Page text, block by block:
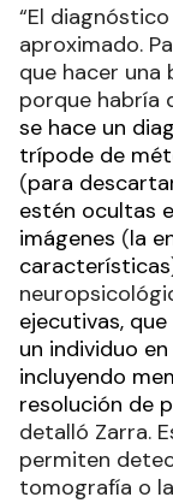
“El
aproximado.
que hacer una
porque habría
se hace un
trípode de
(para
estén ocultas
imágenes (la
características
ejecutivas,
un individuo
incluyendo
resolución de
detalló Zarra.
permiten
tomografía o